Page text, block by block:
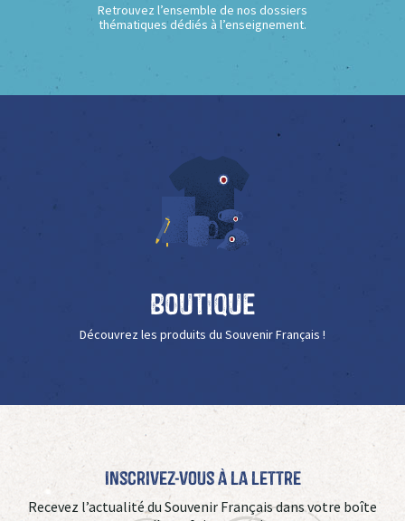
Retrouvez l’ensemble de nos dossiers
thématiques dédiés à l’enseignement.
Boutique
Découvrez les produits du Souvenir Français !
Inscrivez-vous à La Lettre
Recevez l’actualité du Souvenir Français dans votre boîte